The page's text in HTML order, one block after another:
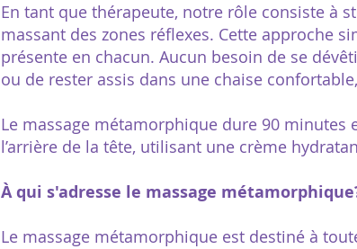
En tant que thérapeute, notre rôle consiste à
massant des zones réflexes. Cette approche
présente en chacun. Aucun besoin de se
ou de rester assis dans une chaise
Le massage métamorphique dure 90
l’arrière de la tête, utilisant une crème
À qui s'adresse le massage
Le massage métamorphique est destiné à